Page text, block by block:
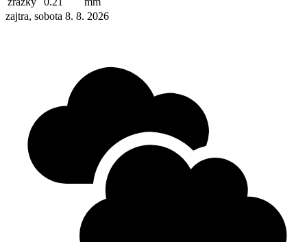
zajtra, sobota 8. 8. 2026